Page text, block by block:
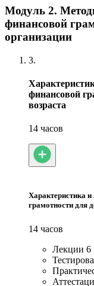
Модуль 2.
финансовой
организации
3.
финансовой
возраста
14 часов
Характеристика
грамотности для
14 часов
Лекции 6